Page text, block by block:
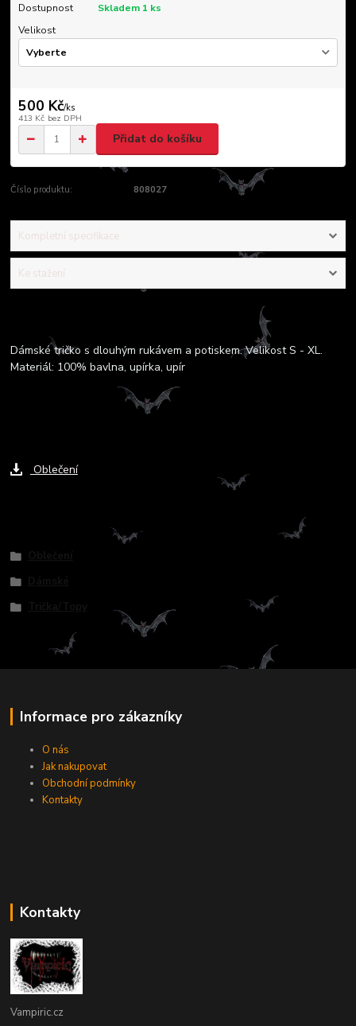
Dostupnost
Skladem 1 ks
Velikost
500 Kč/ks
413 Kč bez DPH
Přidat do košíku
Číslo produktu: 808027
Kompletní specifikace
Ke stažení
Dámské tričko s dlouhým rukávem a potiskem. Velikost S - XL.
Materiál: 100% bavlna, upírka, upír
Oblečení
Zboží zařazeno v kategoriích
Informace pro zákazníky
O nás
Jak nakupovat
Obchodní podmínky
Kontakty
Kontakty
Vampiric.cz